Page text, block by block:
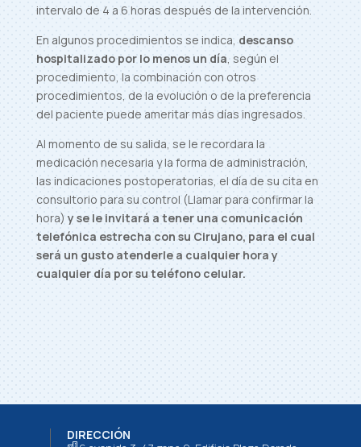
intervalo de 4 a 6 horas después de la intervención.
En algunos procedimientos se indica, descanso
hospitalizado por lo menos un día , según el
procedimiento, la combinación con otros
procedimientos, de la evolución o de la preferencia
del paciente puede ameritar más días ingresados.
Al momento de su salida, se le recordara la
medicación necesaria y la forma de administración,
las indicaciones postoperatorias, el día de su cita en
consultorio para su control (Llamar para confirmar la
hora) y se le invitará a tener una comunicación
telefónica estrecha con su Cirujano, para el cual
será un gusto atenderle a cualquier hora y
cualquier día por su teléfono celular.
DIRECCIÓN